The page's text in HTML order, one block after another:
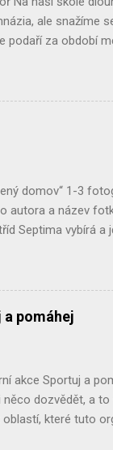
ale snažíme
za období
se podařilo
místě se umístila
i třída sekunda
domov“ 1-3
autora a název
Septima vybírá a
na
2025 –
Vysočiny
pomáhej
akce Sportuj a
dozvědět, a
které tuto